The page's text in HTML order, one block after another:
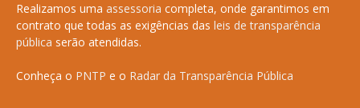
Realizamos uma assessoria completa, onde garantimos em
contrato que todas as exigências das leis de transparência
pública serão atendidas.
Conheça o PNTP e o Radar da Transparência Pública